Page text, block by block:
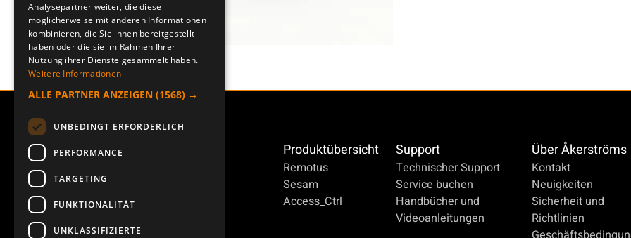
Produktübersicht
Remotus
Sesam
Access_Ctrl
Support
Technischer Support
Service buchen
Handbücher und
Videoanleitungen
Über Åkerströms
Kontakt
Neuigkeiten
Sicherheit und
Richtlinien
Analysepartner weiter, die diese
möglicherweise mit anderen Informationen
kombinieren, die Sie ihnen bereitgestellt
haben oder die sie im Rahmen Ihrer
Nutzung ihrer Dienste gesammelt haben.
Weitere Informationen
ALLE PARTNER ANZEIGEN (1568) →
UNBEDINGT ERFORDERLICH
PERFORMANCE
TARGETING
FUNKTIONALITÄT
UNKLASSIFIZIERTE